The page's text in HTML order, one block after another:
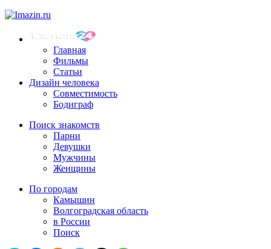
Главная
Фильмы
Статьи
Дизайн человека
Совместимость
Бодиграф
Поиск знакомств
Парни
Девушки
Мужчины
Женщины
По городам
Камышин
Волгоградская область
в России
Поиск